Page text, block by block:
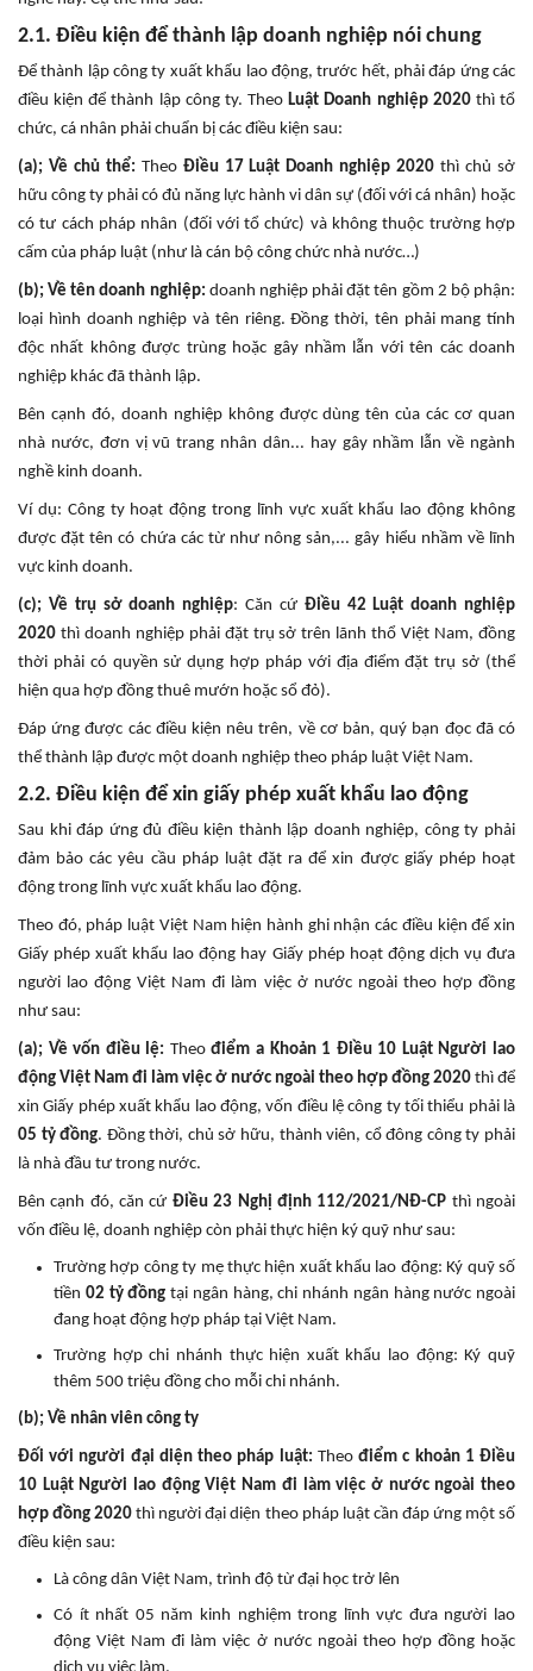
2.1. Điều kiện để thành lập doanh nghiệp nói chung
Để thành lập công ty xuất khẩu lao động, trước hết, phải đáp ứng các
điều kiện để thành lập công ty. TheoLuật Doanh nghiệp 2020thì tổ
chức, cá nhân phải chuẩn bị các điều kiện sau:
(a); Về chủ thể: Theo Điều 17 Luật Doanh nghiệp 2020 thì chủ sở
hữu công ty phải có đủ năng lực hành vi dân sự (đối với cá nhân) hoặc
có tư cách pháp nhân (đối với tổ chức) và không thuộc trường hợp
cấm của pháp luật (như là cán bộ công chức nhà nước…)
(b); Về tên doanh nghiệp: doanh nghiệp phải đặt tên gồm 2 bộ phận:
loại hình doanh nghiệp và tên riêng. Đồng thời, tên phải mang tính
độc nhất không được trùng hoặc gây nhầm lẫn với tên các doanh
nghiệp khác đã thành lập.
Bên cạnh đó, doanh nghiệp không được dùng tên của các cơ quan
nhà nước, đơn vị vũ trang nhân dân... hay gây nhầm lẫn về ngành
nghề kinh doanh.
Ví dụ: Công ty hoạt động trong lĩnh vực xuất khẩu lao động không
được đặt tên có chứa các từ như nông sản,... gây hiểu nhầm về lĩnh
vực kinh doanh.
(c); Về trụ sở doanh nghiệp: Căn cứ Điều 42 Luật doanh nghiệp
2020 thì doanh nghiệp phải đặt trụ sở trên lãnh thổ Việt Nam, đồng
thời phải có quyền sử dụng hợp pháp với địa điểm đặt trụ sở (thể
hiện qua hợp đồng thuê mướn hoặc sổ đỏ).
Đáp ứng được các điều kiện nêu trên, về cơ bản, quý bạn đọc đã có
thể thành lập được một doanh nghiệp theo pháp luật Việt Nam.
2.2. Điều kiện để xin giấy phép xuất khẩu lao động
Sau khi đáp ứng đủ điều kiện thành lập doanh nghiệp, công ty phải
đảm bảo các yêu cầu pháp luật đặt ra để xin được giấy phép hoạt
động trong lĩnh vực xuất khẩu lao động.
Theo đó, pháp luật Việt Nam hiện hành ghi nhận các điều kiện để xin
Giấy phép xuất khẩu lao động hay Giấy phép hoạt động dịch vụ đưa
người lao động Việt Nam đi làm việc ở nước ngoài theo hợp đồng
như sau:
(a); Về vốn điều lệ: Theođiểm a Khoản 1 Điều 10 Luật Người lao
động Việt Nam đi làm việc ở nước ngoài theo hợp đồng 2020 thì để
xin Giấy phép xuất khẩu lao động, vốn điều lệ công ty tối thiểu phải là
05 tỷ đồng. Đồng thời, chủ sở hữu, thành viên, cổ đông công ty phải
là nhà đầu tư trong nước.
Bên cạnh đó, căn cứ Điều 23 Nghị định 112/2021/NĐ-CP thì ngoài
vốn điều lệ, doanh nghiệp còn phải thực hiện ký quỹ như sau:
Trường hợp công ty mẹ thực hiện xuất khẩu lao động: Ký quỹ số
tiền 02 tỷ đồng tại ngân hàng, chi nhánh ngân hàng nước ngoài
đang hoạt động hợp pháp tại Việt Nam.
Trường hợp chi nhánh thực hiện xuất khẩu lao động: Ký quỹ
thêm 500 triệu đồng cho mỗi chi nhánh.
(b); Về nhân viên công ty
Đối với người đại diện theo pháp luật: Theođiểm c khoản 1 Điều
10 Luật Người lao động Việt Nam đi làm việc ở nước ngoài theo
hợp đồng 2020 thì người đại diện theo pháp luật cần đáp ứng một số
điều kiện sau:
Là công dân Việt Nam, trình độ từ đại học trở lên
Có ít nhất 05 năm kinh nghiệm trong lĩnh vực đưa người lao
động Việt Nam đi làm việc ở nước ngoài theo hợp đồng hoặc